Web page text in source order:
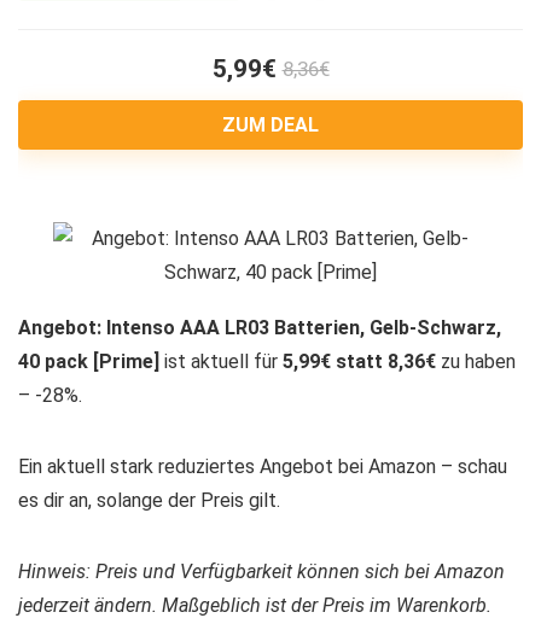
5,99€ 8,36€
ZUM DEAL
Angebot: Intenso AAA LR03 Batterien, Gelb-Schwarz,
40 pack [Prime] ist aktuell für 5,99€ statt 8,36€ zu haben
– -28%.
Ein aktuell stark reduziertes Angebot bei Amazon – schau
es dir an, solange der Preis gilt.
Hinweis: Preis und Verfügbarkeit können sich bei Amazon
jederzeit ändern. Maßgeblich ist der Preis im Warenkorb.